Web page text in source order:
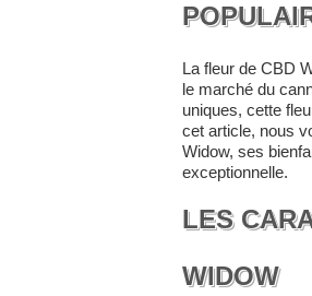
La fleur de CBD
le marché du
uniques, cette
cet article, nous
Widow, ses
exceptionnelle.
LES
WIDOW